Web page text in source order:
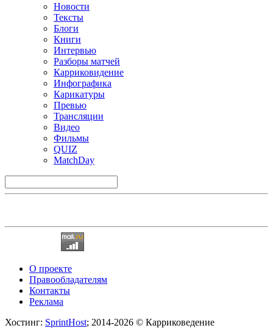
Новости
Тексты
Блоги
Книги
Интервью
Разборы матчей
Карриковидение
Инфографика
Карикатуры
Превью
Трансляции
Видео
Фильмы
QUIZ
MatchDay
О проекте
Правообладателям
Контакты
Реклама
Хостинг: SprintHost; 2014-2026 © Карриковедение